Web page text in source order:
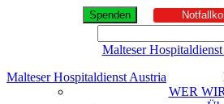
Spenden
Malteser
Malteser Hospitaldienst Austria
WER